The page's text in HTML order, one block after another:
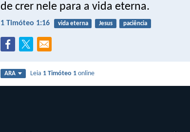
de crer nele para a vida eterna.
1 Timóteo 1:16 vida eterna Jesus paciência
ARA Leia 1 Timóteo 1 online